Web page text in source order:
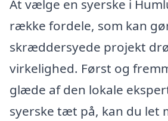
At vælge en syerske i
række fordele, som kan
skræddersyede projekt
virkelighed. Først og
glæde af den lokale
syerske tæt på, kan du let